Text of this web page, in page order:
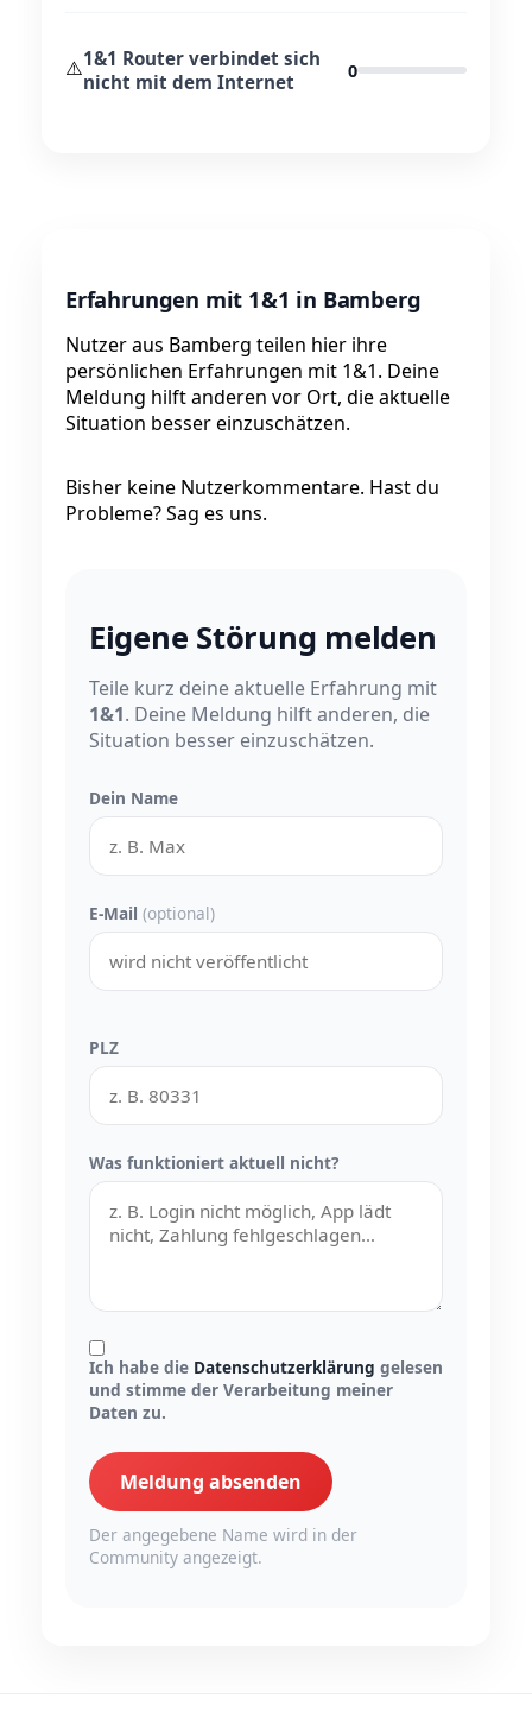
⚠️1&1 Router verbindet sich
nicht mit dem Internet
0
Erfahrungen mit 1&1 in Bamberg
Nutzer aus Bamberg teilen hier ihre
persönlichen Erfahrungen mit 1&1. Deine
Meldung hilft anderen vor Ort, die aktuelle
Situation besser einzuschätzen.
Bisher keine Nutzerkommentare. Hast du
Probleme? Sag es uns.
Eigene Störung melden
Teile kurz deine aktuelle Erfahrung mit
1&1. Deine Meldung hilft anderen, die
Situation besser einzuschätzen.
Dein Name
E-Mail (optional)
PLZ
Was funktioniert aktuell nicht?
Ich habe die Datenschutzerklärung gelesen
und stimme der Verarbeitung meiner
Daten zu.
Meldung absenden
Der angegebene Name wird in der
Community angezeigt.